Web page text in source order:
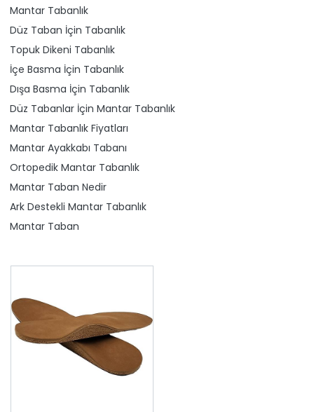
Mantar Tabanlık
Düz Taban İçin Tabanlık
Topuk Dikeni Tabanlık
İçe Basma İçin Tabanlık
Dışa Basma İçin Tabanlık
Düz Tabanlar İçin Mantar Tabanlık
Mantar Tabanlık Fiyatları
Mantar Ayakkabı Tabanı
Ortopedik Mantar Tabanlık
Mantar Taban Nedir
Ark Destekli Mantar Tabanlık
Mantar Taban